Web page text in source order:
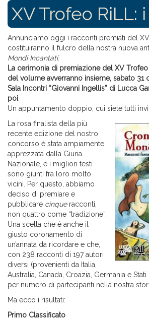
XV Trofeo RiLL:
Annunciamo oggi i racconti premiati del
costituiranno il fulcro della nostra nuova
Mondi Incantati.
La cerimonia di premiazione del XV
del volume avverranno insieme, sabato 31
Sala Incontri “Giovanni Ingellis” di Lucca
poi
Un appuntamento doppio, cui siete tutti
La rosa finalista della più
recente edizione del nostro
concorso è stata ampiamente
apprezzata dalla Giuria
Nazionale, e i migliori testi
sono giunti fra loro molto
vicini. Per questo, abbiamo
deciso di premiare e
pubblicare cinqueracconti,
non quattro come “tradizione”.
Una scelta che è anche il
giusto coronamento di
un’annata da ricordare e che,
con 238 racconti di 197 autori
diversi (provenienti da Italia,
Australia, Canada, Croazia, Germania e
per numero di partecipanti nella nostra
Ma ecco i risultati:
Primo Classificato